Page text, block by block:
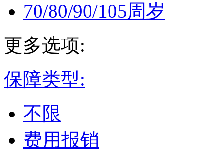
70/80/90/105周岁
更多选项:
保障类型:
不限
费用报销